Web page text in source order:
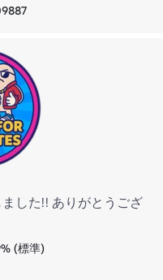
した!! ありがとうござ
(標準)